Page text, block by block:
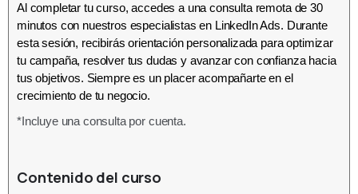
Al completar tu curso, accedes a una consulta remota de 30
minutos con nuestros especialistas en LinkedIn Ads. Durante
esta sesión, recibirás orientación personalizada para optimizar
tu campaña, resolver tus dudas y avanzar con confianza hacia
tus objetivos. Siempre es un placer acompañarte en el
crecimiento de tu negocio.
*Incluye una consulta por cuenta.
Contenido del curso